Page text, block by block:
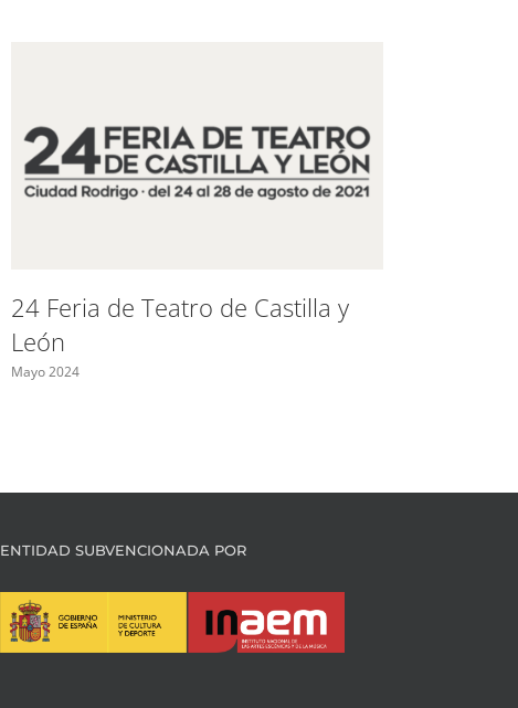
24 Feria de Teatro de Castilla y
León
Mayo 2024
ENTIDAD SUBVENCIONADA POR